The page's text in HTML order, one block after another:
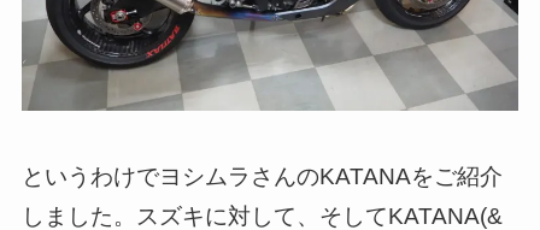
というわけでヨシムラさんのKATANAをご紹介
しました。スズキに対して、そしてKATANA(&